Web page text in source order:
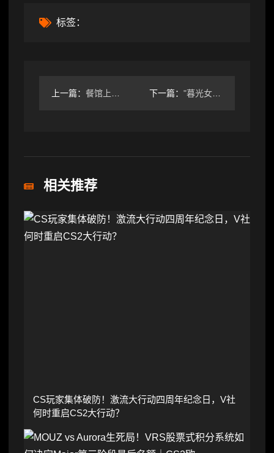
标签：
上一篇： 餐馆上新石槽火锅被说像猪食槽 店家：经过抛光打磨 卫生安全没 下一篇： "暮光女"小K想重拍《暮光之城》：有充足的资金和满满的爱
相关推荐
CS玩家集体破防！激流大行动四周年纪念日，V社
何时重启CS2大行动？